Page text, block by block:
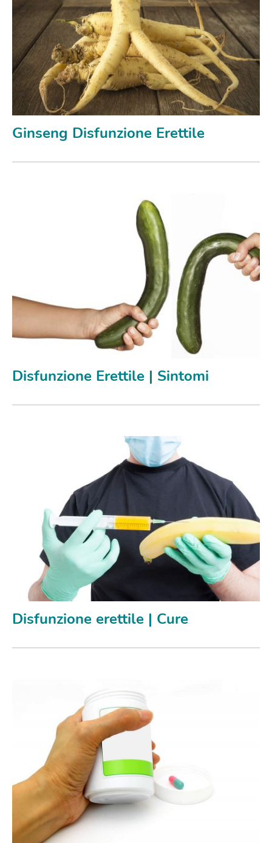
Ginseng Disfunzione Erettile
Disfunzione Erettile | Sintomi
Disfunzione erettile | Cure